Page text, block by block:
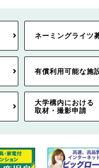
ネーミングライツ
有償利用可能な施
大学構内における
取材・撮影申請